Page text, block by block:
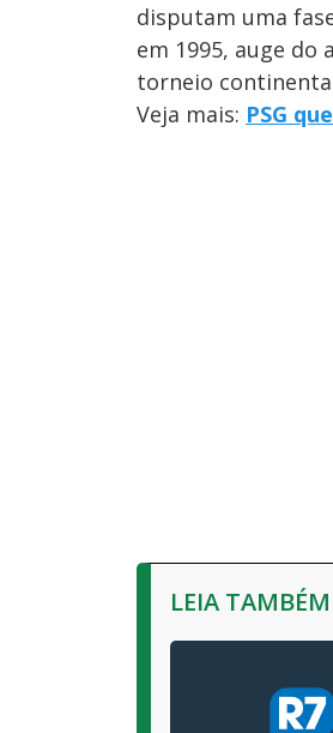
disputam uma
em 1995, auge
torneio
Veja mais: PSG
LEIA TAMBÉM